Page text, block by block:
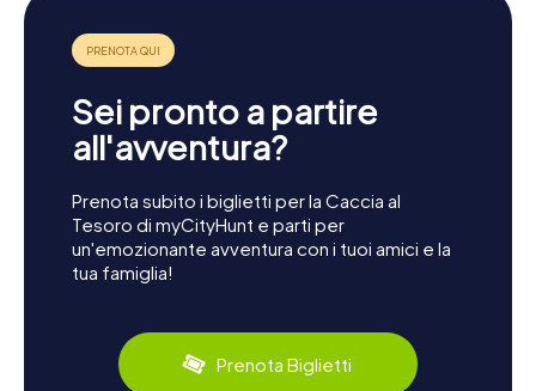
Sei pronto a partire
all'avventura?
Prenota subito i biglietti per la Caccia al
Tesoro di myCityHunt e parti per
un'emozionante avventura con i tuoi amici e la
tua famiglia!
Prenota Biglietti